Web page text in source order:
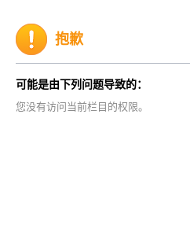
抱歉
可能是由下列问题导致的：
您没有访问当前栏目的权限。